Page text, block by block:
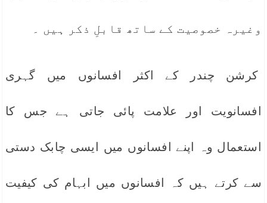
وغیرہ خصوصیت کے ساتھ قابلِ ذکر ہیں ۔
کرشن چندر کے اکثر افسانوں میں گہری
افسانویت اور علامت پائی جاتی ہے جس کا
استعمال وہ اپنے افسانوں میں ایسی چابک دستی
سے کرتے ہیں کہ افسانوں میں ابہام کی کیفیت